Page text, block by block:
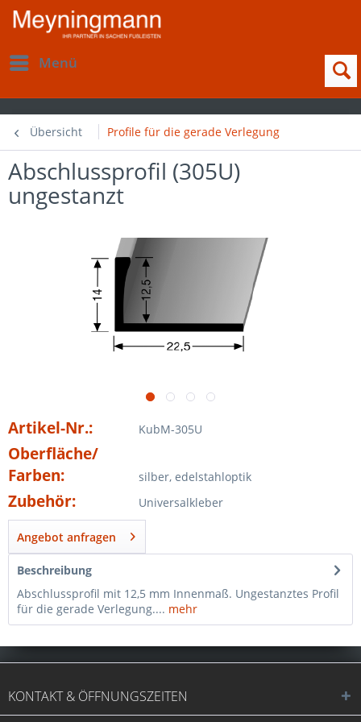
Menü
Übersicht Profile für die gerade Verlegung
Abschlussprofil (305U)
ungestanzt
Artikel-Nr.: KubM-305U
Oberfläche/
Farben:
silber, edelstahloptik
Zubehör: Universalkleber
Angebot anfragen
Beschreibung
Abschlussprofil mit 12,5 mm Innenmaß. Ungestanztes Profil
für die gerade Verlegung.... mehr
KONTAKT & ÖFFNUNGSZEITEN